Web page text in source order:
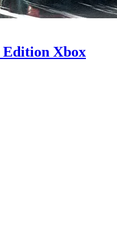
Edition Xbox